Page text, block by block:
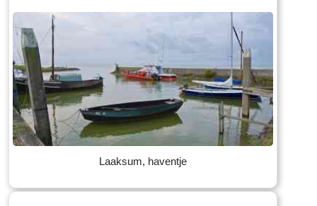
Lees meer
Tekst: © Foto: © Bernard Veerman
Laaksum, haventje